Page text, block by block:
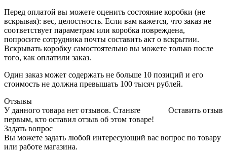
Перед оплатой вы можете оценить состояние коробки (не
вскрывая): вес, целостность. Если вам кажется, что заказ не
соответствует параметрам или коробка повреждена,
попросите сотрудника почты составить акт о вскрытии.
Вскрывать коробку самостоятельно вы можете только после
того, как оплатили заказ.
Один заказ может содержать не больше 10 позиций и его
стоимость не должна превышать 100 тысяч рублей.
Отзывы
Оставить отзыв
У данного товара нет отзывов. Станьте
первым, кто оставил отзыв об этом товаре!
Задать вопрос
Вы можете задать любой интересующий вас вопрос по товару
или работе магазина.